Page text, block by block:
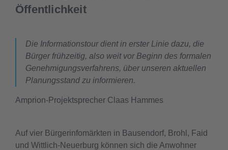
Öffentlichkeit
Die Informationstour dient in erster Linie dazu, die
Bürger frühzeitig, also weit vor Beginn des formalen
Genehmigungsverfahrens, über unseren aktuellen
Planungsstand zu informieren.
Amprion-Projektsprecher Claas Hammes
Auf vier Bürgerinfomärkten in Bausendorf, Brohl, Faid
und Wittlich-Neuerburg können sich die Anwohner